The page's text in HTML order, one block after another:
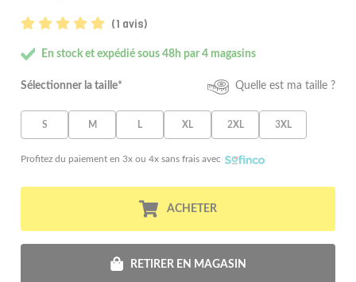
(1 avis)
En stock et expédié sous 48h par 4 magasins
Sélectionner la taille* Quelle est ma taille ?
S M L XL 2XL 3XL
Profitez du paiement en 3x ou 4x sans frais avec
ACHETER
RETIRER EN MAGASIN